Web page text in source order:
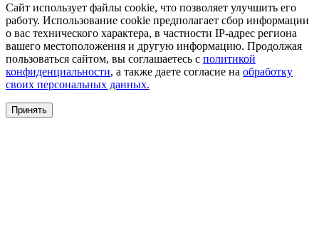
Сайт использует файлы cookie, что позволяет улучшить его
работу. Использование cookie предполагает сбор информации
о вас технического характера, в частности IP-адрес региона
вашего местоположения и другую информацию. Продолжая
пользоваться сайтом, вы соглашаетесь с политикой
конфиденциальности, а также даете согласие на обработку
своих персональных данных.
Принять